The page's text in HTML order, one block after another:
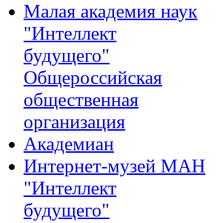
Малая академия наук
"Интеллект
будущего"
Общероссийская
общественная
организация
Академиан
Интернет-музей МАН
"Интеллект
будущего"